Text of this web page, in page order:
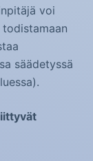
voi
säädetyssä